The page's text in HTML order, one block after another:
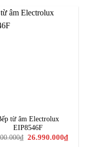
từ âm Electrolux
EIP8546F
₫
Giá
26.990.000₫Giá
hiện